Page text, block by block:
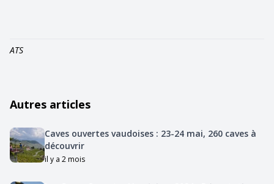
ATS
Autres articles
Caves ouvertes vaudoises : 23-24 mai, 260 caves à
découvrir
il y a 2 mois